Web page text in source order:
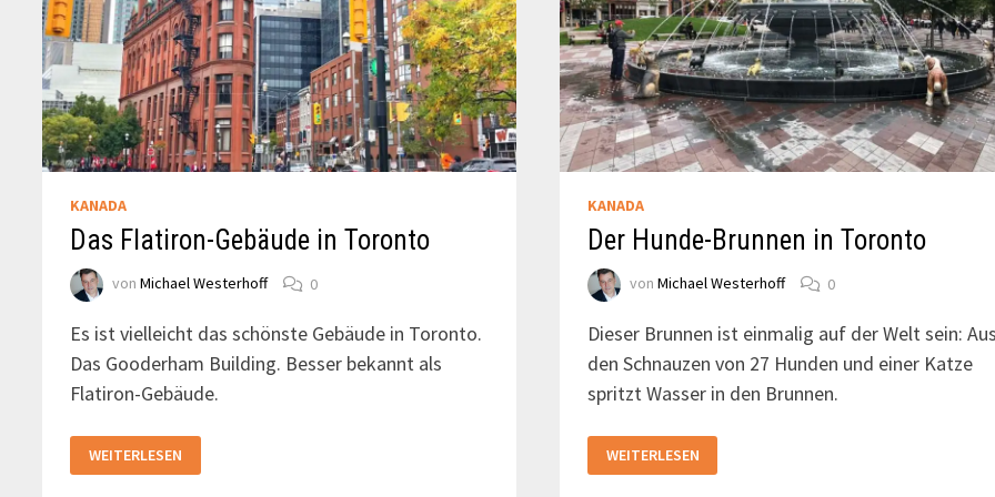
KANADA
Das Flatiron-Gebäude in Toronto
vonMichael Westerhoff 0
Es ist vielleicht das schönste Gebäude in Toronto.
Das Gooderham Building. Besser bekannt als
Flatiron-Gebäude.
FLATIRON-
GEBÄUDE
WEITERLESEN
KANADA
Der Hunde-Brunnen in Toronto
von Michael Westerhoff 0
Dieser Brunnen ist einmalig auf der Welt sein:
den Schnauzen von 27 Hunden und einer Katze
spritzt Wasser in den Brunnen.
HUNDE-
BRUNNEN
WEITERLESEN